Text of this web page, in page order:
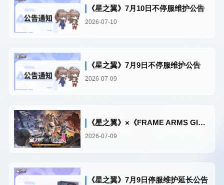
《星之翼》7月10日不停服维护公告
2026-07-10
《星之翼》7月9日不停服维护公告
2026-07-09
《星之翼》×《FRAME ARMS GIRL》联动复刻现已开启！
2026-07-09
《星之翼》7月9日停服维护延长公告